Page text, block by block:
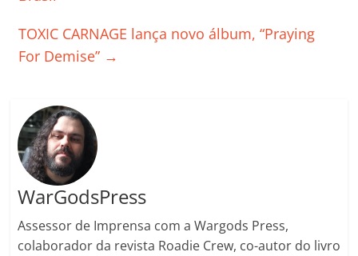
k ss
ro
ar
TOXIC CARNAGE lança novo álbum, “Praying
For Demise” →
WarGodsPress
Assessor de Imprensa com a Wargods Press,
colaborador da revista Roadie Crew, co-autor do livro